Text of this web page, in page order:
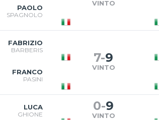
PAOLO
SPAGNOLO
VINTO
FABRIZIO
BARBERIS
FRANCO
PASINI
7-9
VINTO
LUCA
GHIONE
0-9
VINTO